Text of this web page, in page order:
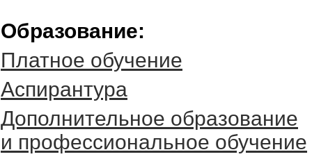
Образование:
Платное обучение
Аспирантура
Дополнительное образование
и профессиональное обучение